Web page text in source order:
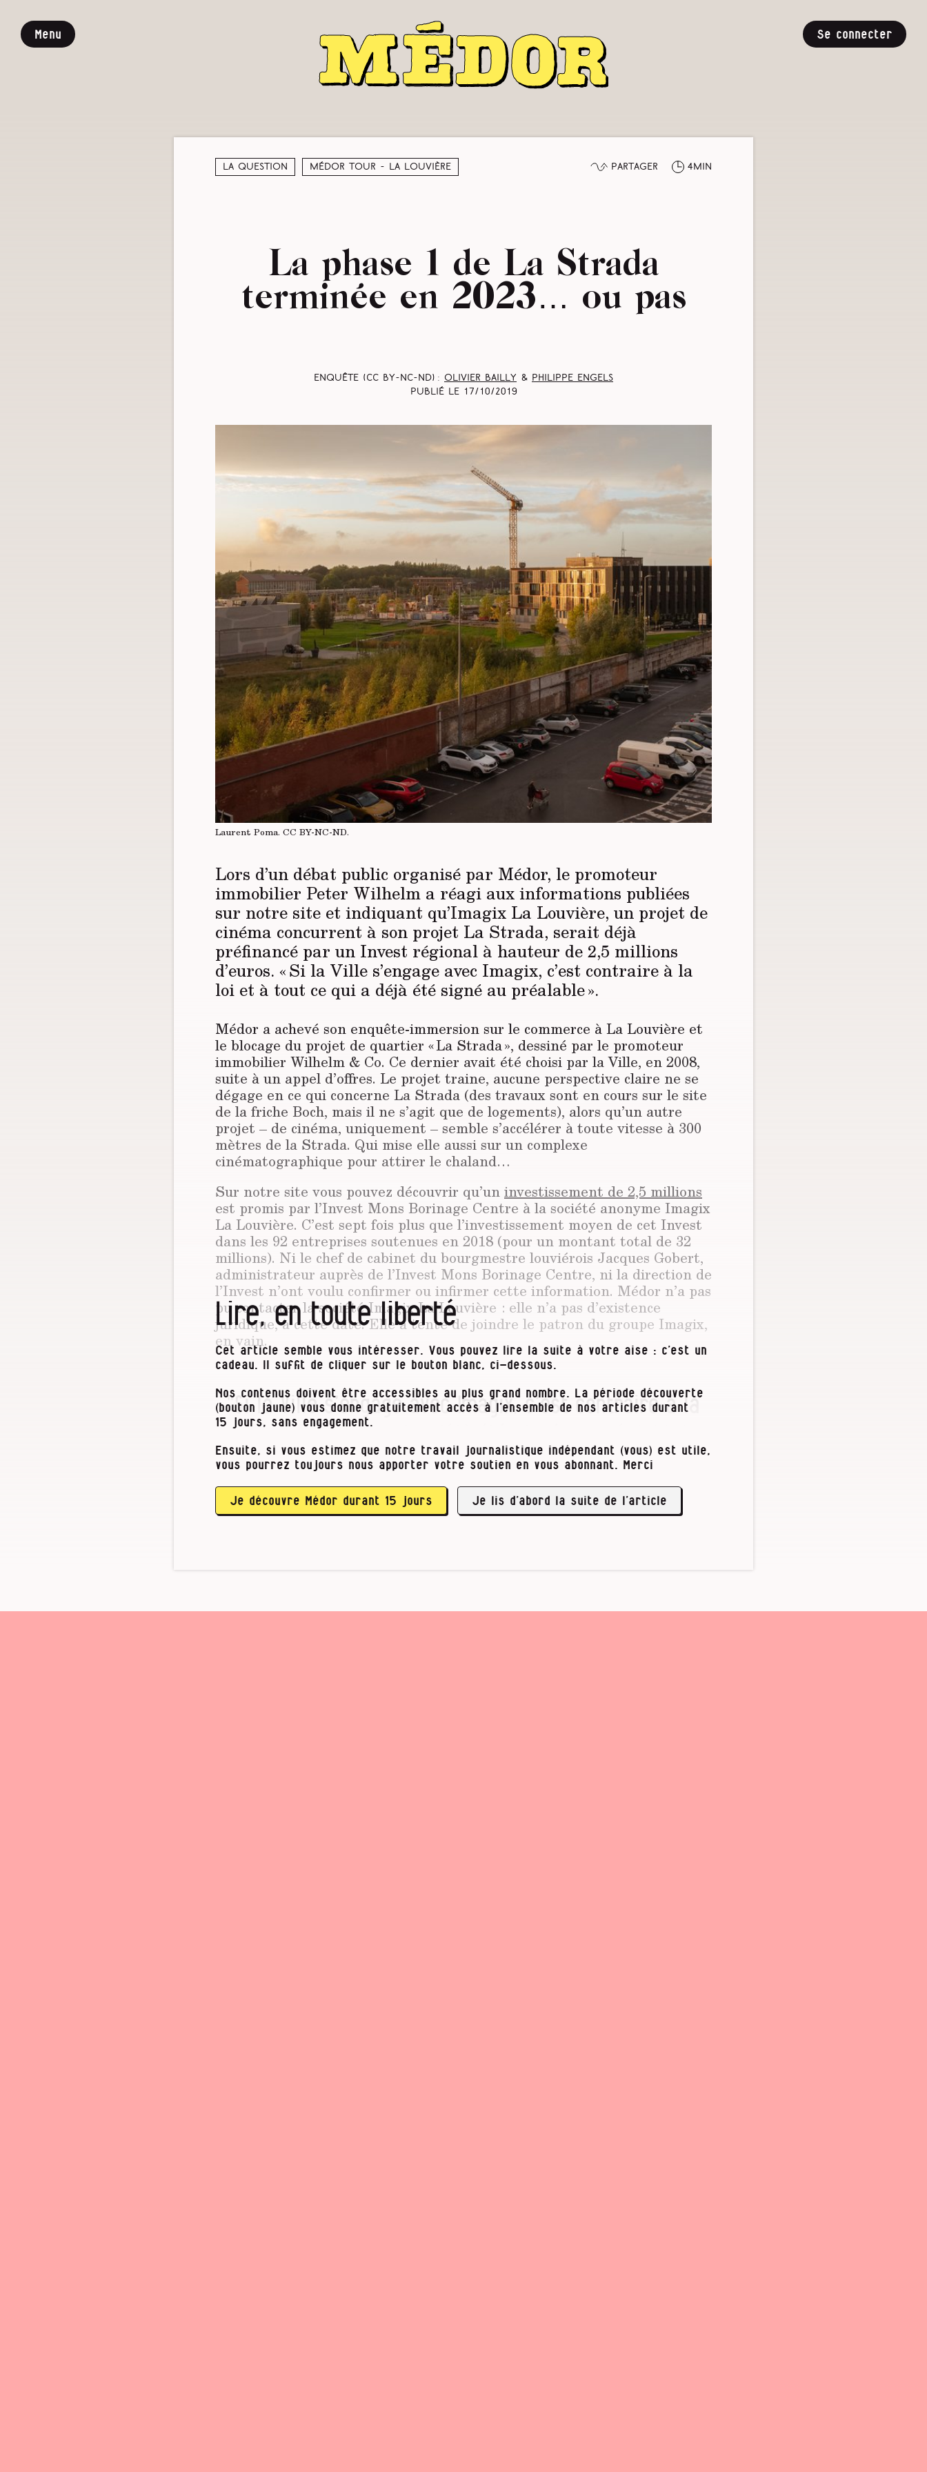
Menu Se connecter
La question Médor Tour - La Louvière Partager 4min
La phase 1 de La Strada
terminée en 2023… ou pas
Enquête (CC BY-NC-ND) : Olivier Bailly &
Philippe Engels
Publié le
17/10/2019
Laurent Poma. CC BY-NC-ND.
Lors d’un débat public organisé par Médor, le promoteur
immobilier Peter Wilhelm a réagi aux informations publiées
sur notre site et indiquant qu’Imagix La Louvière, un projet de
cinéma concurrent à son projet La Strada, serait déjà
préfinancé par un Invest régional à hauteur de 2,5 millions
d’euros. « Si la Ville s’engage avec Imagix, c’est contraire à la
loi et à tout ce qui a déjà été signé au préalable ».
Médor a achevé son enquête-immersion sur le commerce à La Louvière et
le blocage du projet de quartier « La Strada », dessiné par le promoteur
immobilier Wilhelm & Co. Ce dernier avait été choisi par la Ville, en 2008,
suite à un appel d’offres. Le projet traine, aucune perspective claire ne se
dégage en ce qui concerne La Strada (des travaux sont en cours sur le site
de la friche Boch, mais il ne s’agit que de logements), alors qu’un autre
projet – de cinéma, uniquement – semble s’accélérer à toute vitesse à 300
mètres de la Strada. Qui mise elle aussi sur un complexe
cinématographique pour attirer le chaland…
Sur notre site vous pouvez découvrir qu’un investissement de 2,5 millions
est promis par l’Invest Mons Borinage Centre à la société anonyme Imagix
La Louvière. C’est sept fois plus que l’investissement moyen de cet Invest
dans les 92 entreprises soutenues en 2018 (pour un montant total de 32
millions). Ni le chef de cabinet du bourgmestre louviérois Jacques Gobert,
administrateur auprès de l’Invest Mons Borinage Centre, ni la direction de
l’Invest n’ont voulu confirmer ou infirmer cette information. Médor n’a pas
pu contacter la société Imagix La Louvière : elle n’a pas d’existence
juridique, à cette date. Elle a tenté de joindre le patron du groupe Imagix,
en vain.
"Si la Ville s’engage avec Imagix, c’est contraire à la
loi et à tout ce qui a déjà été signé au préalable"
Peter Wilhelm
…
Lire, en toute liberté
Cet article semble vous intéresser. Vous pouvez lire la suite à votre aise : c’est un
cadeau. Il suffit de cliquer sur le bouton blanc, ci-dessous.
Nos contenus doivent être accessibles au plus grand nombre. La période découverte
(bouton jaune) vous donne gratuitement accès à l’ensemble de nos articles durant
15 jours, sans engagement.
Ensuite, si vous estimez que notre travail journalistique indépendant (vous) est utile,
vous pourrez toujours nous apporter votre soutien en vous abonnant. Merci
Je découvre Médor durant 15 jours Je lis d’abord la suite de l’article